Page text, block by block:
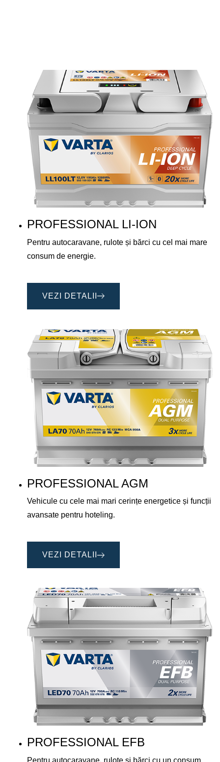
PROFESSIONAL LI-ION
Pentru autocaravane, rulote și bărci cu cel mai mare
consum de energie.
VEZI DETALII
PROFESSIONAL AGM
Vehicule cu cele mai mari cerințe energetice și funcții
avansate pentru hoteling.
VEZI DETALII
PROFESSIONAL EFB
Pentru autocaravane, rulote și bărci cu un consum